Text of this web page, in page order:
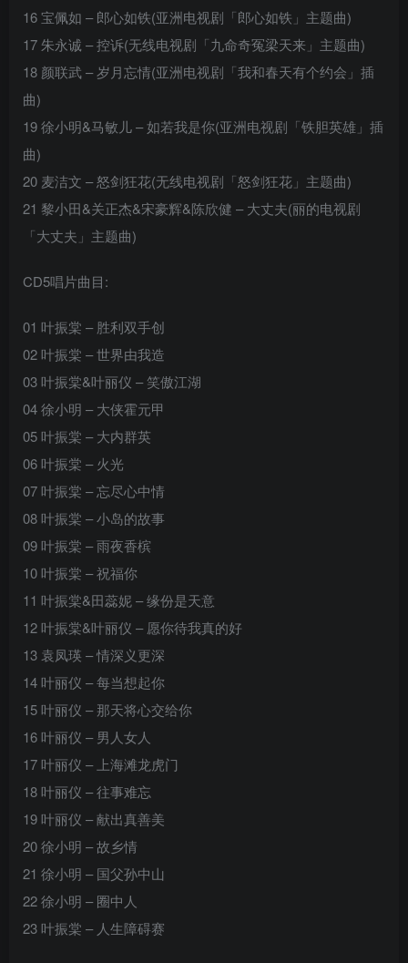
16 宝佩如 – 郎心如铁(亚洲电视剧「郎心如铁」主题曲)
17 朱永诚 – 控诉(无线电视剧「九命奇冤梁天来」主题曲)
18 颜联武 – 岁月忘情(亚洲电视剧「我和春天有个约会」插
曲)
19 徐小明&马敏儿 – 如若我是你(亚洲电视剧「铁胆英雄」插
曲)
20 麦洁文 – 怒剑狂花(无线电视剧「怒剑狂花」主题曲)
21 黎小田&关正杰&宋豪辉&陈欣健 – 大丈夫(丽的电视剧
「大丈夫」主题曲)
CD5唱片曲目:
01 叶振棠 – 胜利双手创
02 叶振棠 – 世界由我造
03 叶振棠&叶丽仪 – 笑傲江湖
04 徐小明 – 大侠霍元甲
05 叶振棠 – 大内群英
06 叶振棠 – 火光
07 叶振棠 – 忘尽心中情
08 叶振棠 – 小岛的故事
09 叶振棠 – 雨夜香槟
10 叶振棠 – 祝福你
11 叶振棠&田蕊妮 – 缘份是天意
12 叶振棠&叶丽仪 – 愿你待我真的好
13 袁凤瑛 – 情深义更深
14 叶丽仪 – 每当想起你
15 叶丽仪 – 那天将心交给你
16 叶丽仪 – 男人女人
17 叶丽仪 – 上海滩龙虎门
18 叶丽仪 – 往事难忘
19 叶丽仪 – 献出真善美
20 徐小明 – 故乡情
21 徐小明 – 国父孙中山
22 徐小明 – 圈中人
23 叶振棠 – 人生障碍赛